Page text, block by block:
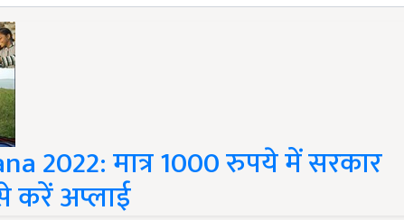
2022: मात्र 1000 रुपये में सरकार
करें अप्लाई